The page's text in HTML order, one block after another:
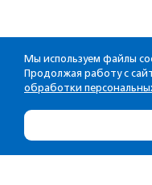
Мы используем файлы
Продолжая работу с
обработки